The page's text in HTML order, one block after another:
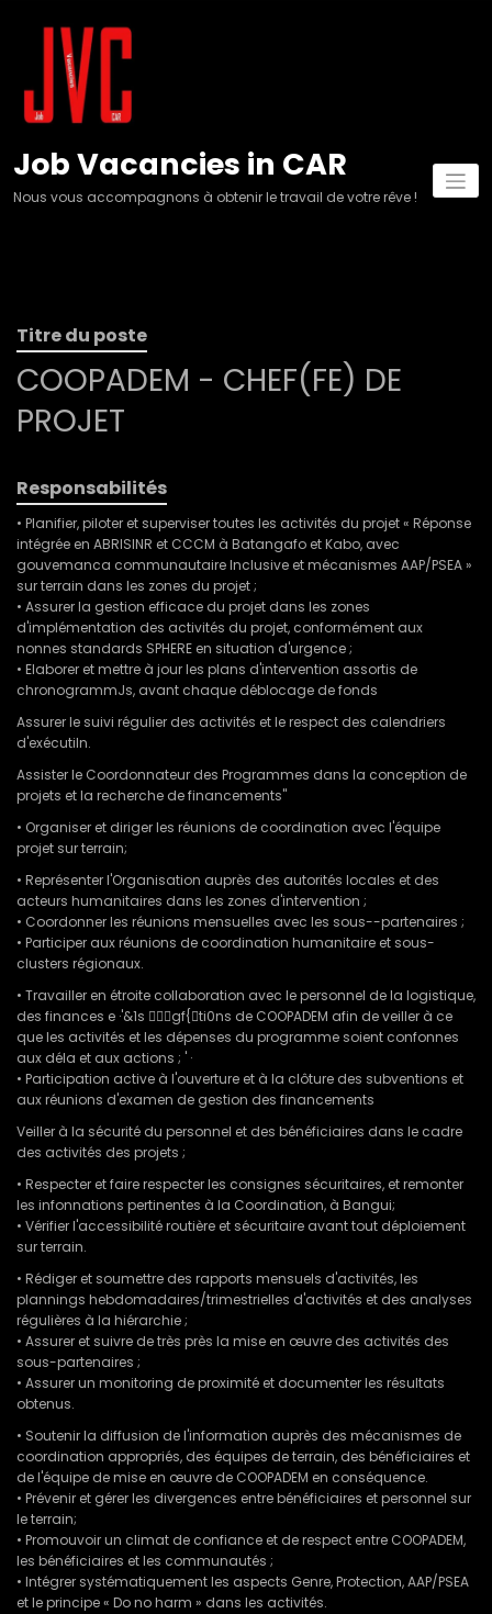
Job Vacancies in CAR
Nous vous accompagnons à obtenir le travail de votre rêve !
Titre du poste
COOPADEM - CHEF(FE) DE
PROJET
Responsabilités
• Planifier, piloter et superviser toutes les activités du projet « Réponse
intégrée en ABRISINR et CCCM à Batangafo et Kabo, avec
gouvemanca communautaire Inclusive et mécanismes AAP/PSEA »
sur terrain dans les zones du projet ;
• Assurer la gestion efficace du projet dans les zones
d'implémentation des activités du projet, conformément aux
nonnes standards SPHERE en situation d'urgence ;
• Elaborer et mettre à jour les plans d'intervention assortis de
chronogrammJs, avant chaque déblocage de fonds
Assurer le suivi régulier des activités et le respect des calendriers
d'exécutiln.
Assister le Coordonnateur des Programmes dans la conception de
projets et la recherche de financements"
• Organiser et diriger les réunions de coordination avec l'équipe
projet sur terrain;
• Représenter l'Organisation auprès des autorités locales et des
acteurs humanitaires dans les zones d'intervention ;
• Coordonner les réunions mensuelles avec les sous--partenaires ;
• Participer aux réunions de coordination humanitaire et sous-
clusters régionaux.
• Travailler en étroite collaboration avec le personnel de la logistique,
des finances e ·'&1s 􀃁􀃂􀃃gf{􀃆ti0ns de COOPADEM afin de veiller à ce
que les activités et les dépenses du programme soient confonnes
aux déla et aux actions ; ' ·
• Participation active à l'ouverture et à la clôture des subventions et
aux réunions d'examen de gestion des financements
Veiller à la sécurité du personnel et des bénéficiaires dans le cadre
des activités des projets ;
• Respecter et faire respecter les consignes sécuritaires, et remonter
les infonnations pertinentes à la Coordination, à Bangui;
• Vérifier l'accessibilité routière et sécuritaire avant tout déploiement
sur terrain.
• Rédiger et soumettre des rapports mensuels d'activités, les
plannings hebdomadaires/trimestrielles d'activités et des analyses
régulières à la hiérarchie ;
• Assurer et suivre de très près la mise en œuvre des activités des
sous-partenaires ;
• Assurer un monitoring de proximité et documenter les résultats
obtenus.
• Soutenir la diffusion de l'information auprès des mécanismes de
coordination appropriés, des équipes de terrain, des bénéficiaires et
de l'équipe de mise en œuvre de COOPADEM en conséquence.
• Prévenir et gérer les divergences entre bénéficiaires et personnel sur
le terrain;
• Promouvoir un climat de confiance et de respect entre COOPADEM,
les bénéficiaires et les communautés ;
• Intégrer systématiquement les aspects Genre, Protection, AAP/PSEA
et le principe « Do no harm » dans les activités.